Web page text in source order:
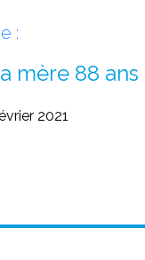
:
mère 88
2021